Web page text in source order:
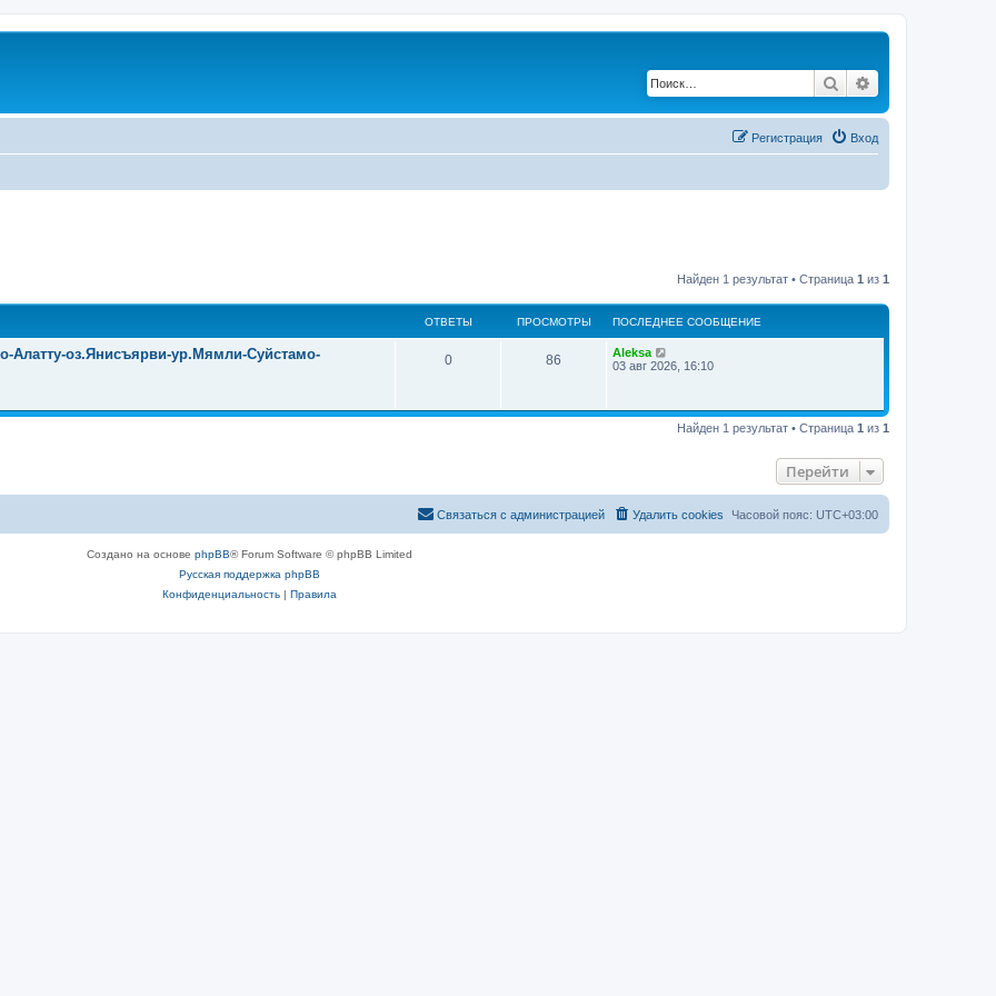
Поиск
Вход
Регистрация
Найден 1 результат • Страница 1 из 1
ОТВЕТЫ ПРОСМОТРЫ ПОСЛЕДНЕЕ СООБЩЕНИЕ
Алатту-оз.Янисъярви-ур.Мямли-Суйстамо-
0 86
Aleksa
03 авг 2026, 16:10
Найден 1 результат • Страница 1 из 1
Перейти
Часовой пояс: UTC+03:00
Удалить cookies
Связаться с администрацией
Создано на основе phpBB® Forum Software © phpBB Limited
Русская поддержка phpBB
Конфиденциальность| Правила